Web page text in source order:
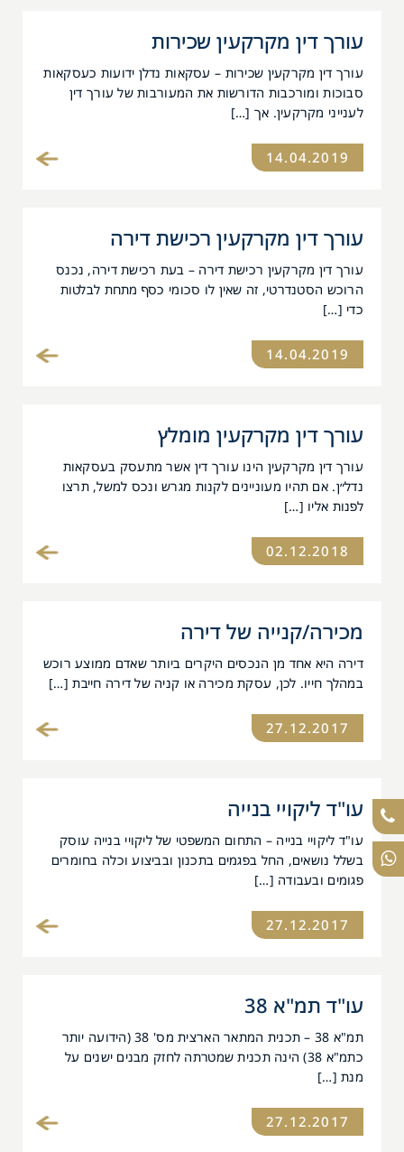
עורך דין מקרקעין שכירות
עורך דין מקרקעין שכירות – עסקאות נדלן ידועות כעסקאות
סבוכות ומורכבות הדורשות את המעורבות של עורך דין
לענייני מקרקעין. אך […]
14.04.2019
עורך דין מקרקעין רכישת דירה
עורך דין מקרקעין רכישת דירה – בעת רכישת דירה, נכנס
הרוכש הסטנדרטי, זה שאין לו סכומי כסף מתחת לבלטות
כדי […]
14.04.2019
עורך דין מקרקעין מומלץ
עורך דין מקרקעין הינו עורך דין אשר מתעסק בעסקאות
נדל״ן. אם תהיו מעוניינים לקנות מגרש ונכס למשל, תרצו
לפנות אליו […]
02.12.2018
מכירה/קנייה של דירה
דירה היא אחד מן הנכסים היקרים ביותר שאדם ממוצע רוכש
במהלך חייו. לכן, עסקת מכירה או קניה של דירה חייבת […]
27.12.2017
עו"ד ליקויי בנייה
עו"ד ליקויי בנייה – התחום המשפטי של ליקויי בנייה עוסק
בשלל נושאים, החל בפגמים בתכנון ובביצוע וכלה בחומרים
פגומים ובעבודה […]
27.12.2017
עו"ד תמ"א 38
תמ"א 38 – תכנית המתאר הארצית מס' 38 (הידועה יותר
כתמ"א 38) הינה תכנית שמטרתה לחזק מבנים ישנים על
מנת […]
27.12.2017